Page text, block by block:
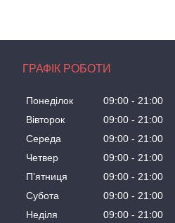
ГРАФІК РОБОТИ
Понеділок 09:00
21:00
Вівторок
09:00
21:00
Середа
09:00
21:00
Четвер
09:00
21:00
Пʼятниця
09:00
21:00
Субота
09:00
21:00
Неділя
09:00 21:00